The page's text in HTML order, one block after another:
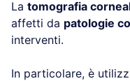
La tomografia
affetti da patologie
interventi.
In particolare, è